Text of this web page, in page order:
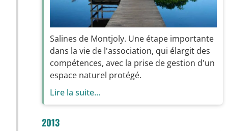
Salines de Montjoly. Une étape importante
dans la vie de l'association, qui élargit des
compétences, avec la prise de gestion d'un
espace naturel protégé.
Lire la suite...
2013